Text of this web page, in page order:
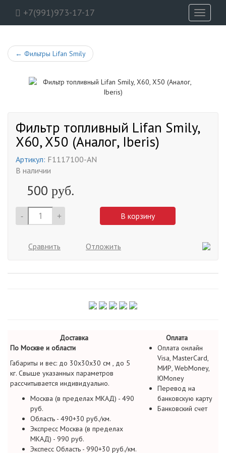
+7(991)973-17-17
Toggle
← Фильтры Lifan Smily
Фильтр топливный Lifan Smily,
X60, X50 (Аналог, Iberis)
Артикул: F1117100-AN
В наличии
500 руб.
- + В корзину
Сравнить Отложить
Доставка
Оплата
По Москве и области
Габариты и вес: до 30х30х30 см , до 5
кг. Свыше указанных параметров
рассчитывается индивидуально.
Москва (в пределах МКАД) - 490
руб.
Область - 490+30 руб./км.
Экспресс Москва (в пределах
МКАД) - 990 руб.
Экспесс Область - 990+30 руб./км.
Оплата онлайн
Visa, MasterCard,
МИР, WebMoney,
ЮMoney
Перевод на
банковскую карту
Банковский счет